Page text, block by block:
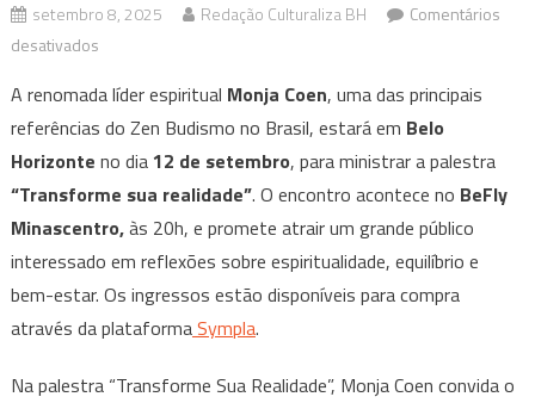
setembro 8, 2025 Redação Culturaliza BH
Comentários
desativadosem
Coen
realiza
palestra
Transforme
Sua
Realidade
em
Horizonte
A renomada líder espiritual Monja Coen, uma das principais
referências do Zen Budismo no Brasil, estará em Belo
Horizonte no dia 12 de setembro, para ministrar a palestra
“Transforme sua realidade”. O encontro acontece no BeFly
Minascentro,às 20h, e promete atrair um grande público
interessado em reflexões sobre espiritualidade, equilíbrio e
bem-estar. Os ingressos estão disponíveis para compra
através da plataformaSympla.
Na palestra “Transforme Sua Realidade”, Monja Coen convida o